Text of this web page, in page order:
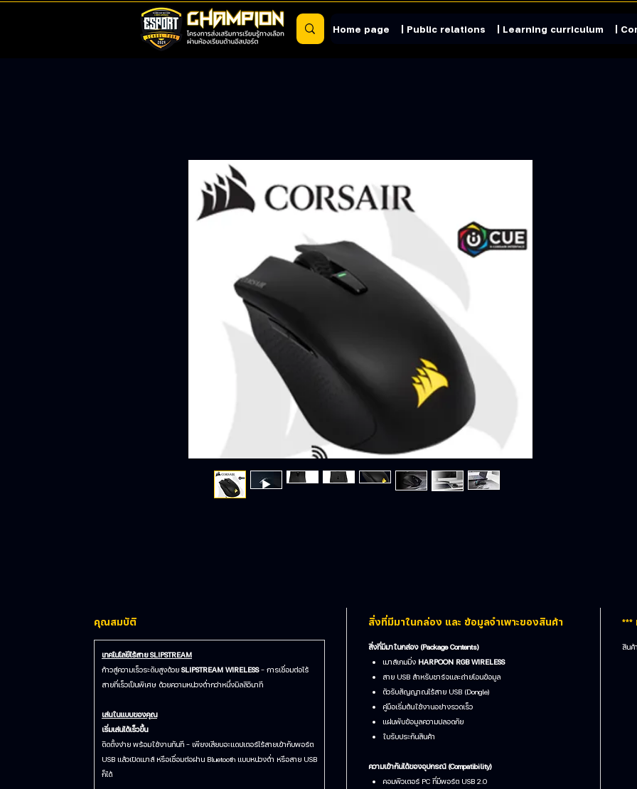
Home page | Public relations | Learning curriculum |
คุณสมบัติ
เทคโนโลยีไร้สาย SLIPSTREAM
ก้าวสู่ความเร็วระดับสูงด้วย SLIPSTREAM WIRELESS– การเชื่อมต่อไร้
สายที่เร็วเป็นพิเศษ ด้วยความหน่วงต่ำกว่าหนึ่งมิลลิวินาที
เล่นในแบบของคุณ
เริ่มเล่นได้เร็วขึ้น
ติดตั้งง่าย พร้อมใช้งานทันที – เพียงเสียบอะแดปเตอร์ไร้สายเข้ากับพอร์ต
USB แล้วเปิดเมาส์ หรือเชื่อมต่อผ่าน Bluetooth แบบหน่วงต่ำ หรือสาย USB
ก็ได้
สิ่งที่มีมาในกล่อง และ ข้อมูลจำเพาะของสินค้า
สิ่งที่มีมาในกล่อง (Package Contents)
เมาส์เกมมิ่ง HARPOON RGB WIRELESS
สาย USB สำหรับชาร์จและถ่ายโอนข้อมูล
ตัวรับสัญญาณไร้สาย USB (Dongle)
คู่มือเริ่มต้นใช้งานอย่างรวดเร็ว
แผ่นพับข้อมูลความปลอดภัย
ใบรับประกันสินค้า
ความเข้ากันได้ของอุปกรณ์ (Compatibility)
คอมพิวเตอร์ PC ที่มีพอร์ต USB 2.0
***
สินค้